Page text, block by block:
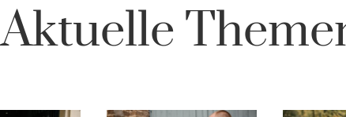
Aktuelle